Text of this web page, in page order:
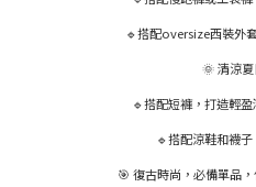
🔹搭配oversize西裝外
🌞 清涼
🔹搭配短褲，打造輕
🔹搭配涼鞋和襪子
🎯 復古時尚，必備單品